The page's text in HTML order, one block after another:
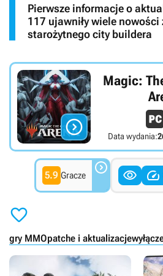
Pierwsze informacje o
117 ujawniły wiele
starożytnego city buildera

Magic:
Data wydania:
5.9 Gracze   

gry MMOpatche i aktualizacje